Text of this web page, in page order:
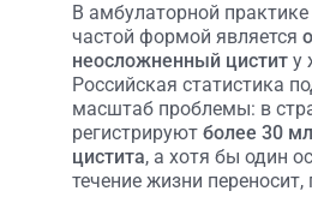
В амбулаторной
частой формой является
неосложненный цистит у
Российская статистика
масштаб проблемы: в
регистрируют более 30
цистита, а хотя бы один
течение жизни